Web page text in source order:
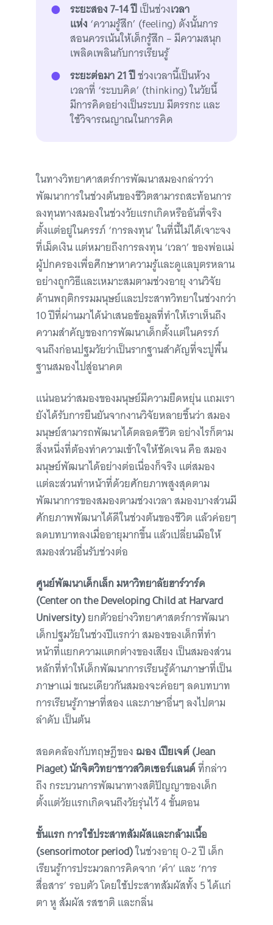
ระยะสอง 7-14 ปีเป็นช่วงเวลา
แห่ง ‘ความรู้สึก’ (feeling) ดังนั้นการ
สอนควรเน้นให้เด็กรู้สึก – มีความสนุก
เพลิดเพลินกับการเรียนรู้
ระยะต่อมา21 ปีช่วงเวลานี้เป็นห้วง
เวลาที่ ‘ระบบคิด’ (thinking) ในวัยนี้
มีการคิดอย่างเป็นระบบ มีตรรกะ และ
ใช้วิจารณญาณในการคิด
ในทางวิทยาศาสตร์การพัฒนาสมองกล่าวว่า
พัฒนาการในช่วงต้นของชีวิตสามารถสะท้อนการ
ลงทุนทางสมองในช่วงวัยแรกเกิดหรืออันที่จริง
ตั้งแต่อยู่ในครรภ์ ‘การลงทุน’ ในที่นี้ไม่ได้เจาะจง
ที่เม็ดเงิน แต่หมายถึงการลงทุน ‘เวลา’ ของพ่อแม่
ผู้ปกครองเพื่อศึกษาหาความรู้และดูแลบุตรหลาน
อย่างถูกวิธีและเหมาะสมตามช่วงอายุ งานวิจัย
ด้านพฤติกรรมมนุษย์และประสาทวิทยาในช่วงกว่า
10 ปีที่ผ่านมาได้นำเสนอข้อมูลที่ทำให้เราเห็นถึง
ความสำคัญของการพัฒนาเด็กตั้งแต่ในครรภ์
จนถึงก่อนปฐมวัยว่าเป็นรากฐานสำคัญที่จะปูพื้น
ฐานสมองไปสู่อนาคต
แน่นอนว่าสมองของมนุษย์มีความยืดหยุ่น แถมเรา
ยังได้รับการยืนยันจากงานวิจัยหลายชิ้นว่า สมอง
มนุษย์สามารถพัฒนาได้ตลอดชีวิต อย่างไรก็ตาม
สิ่งหนึ่งที่ต้องทำความเข้าใจให้ชัดเจน คือ สมอง
มนุษย์พัฒนาได้อย่างต่อเนื่องก็จริง แต่สมอง
แต่ละส่วนทำหน้าที่ด้วยศักยภาพสูงสุดตาม
พัฒนาการของสมองตามช่วงเวลา สมองบางส่วนมี
ศักยภาพพัฒนาได้ดีในช่วงต้นของชีวิต แล้วค่อยๆ
ลดบทบาทลงเมื่ออายุมากขึ้น แล้วเปลี่ยนมือให้
สมองส่วนอื่นรับช่วงต่อ
ศูนย์พัฒนาเด็กเล็ก มหาวิทยาลัยฮาร์วาร์ด
(Center on the Developing Child at Harvard
University)ยกตัวอย่างวิทยาศาสตร์การพัฒนา
เด็กปฐมวัยในช่วงปีแรกว่า สมองของเด็กที่ทำ
หน้าที่แยกความแตกต่างของเสียง เป็นสมองส่วน
หลักที่ทำให้เด็กพัฒนาการเรียนรู้ด้านภาษาที่เป็น
ภาษาแม่ ขณะเดียวกันสมองจะค่อยๆ ลดบทบาท
การเรียนรู้ภาษาที่สอง และภาษาอื่นๆ ลงไปตาม
ลำดับ เป็นต้น
สอดคล้องกับทฤษฎีของฌอง เปียเจต์ (Jean
Piaget) นักจิตวิทยาชาวสวิตเซอร์แลนด์ที่กล่าว
ถึง กระบวนการพัฒนาทางสติปัญญาของเด็ก
ตั้งแต่วัยแรกเกิดจนถึงวัยรุ่นไว้ 4 ขั้นตอน
ขั้นแรก การใช้ประสาทสัมผัสและกล้ามเนื้อ
(sensorimotor period)ในช่วงอายุ 0-2 ปี เด็ก
เรียนรู้การประมวลการคิดจาก ‘คำ’ และ ‘การ
สื่อสาร’ รอบตัว โดยใช้ประสาทสัมผัสทั้ง 5 ได้แก่
ตา หู สัมผัส รสชาติ และกลิ่น